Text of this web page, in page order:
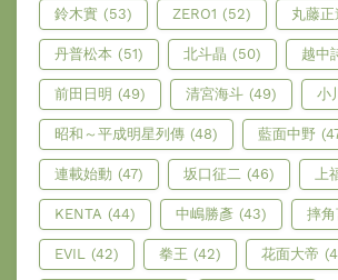
鈴木實 (53) ZERO1 (52) 丸藤正
丹普松本 (51) 北斗晶 (50) 越中
前田日明 (49) 清宮海斗 (49) 小
昭和～平成明星列傳 (48) 藍面中野
連載始動 (47) 坂口征二 (46) 上
KENTA (44) 中嶋勝彥 (43) 摔
EVIL (42) 拳王 (42) 花面大帝